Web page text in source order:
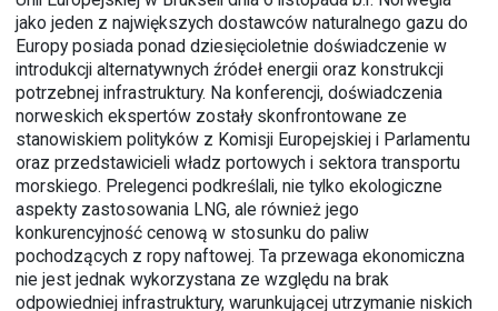
jako jeden z największych dostawców naturalnego gazu do
Europy posiada ponad dziesięcioletnie doświadczenie w
introdukcji alternatywnych źródeł energii oraz konstrukcji
potrzebnej infrastruktury. Na konferencji, doświadczenia
norweskich ekspertów zostały skonfrontowane ze
stanowiskiem polityków z Komisji Europejskiej i Parlamentu
oraz przedstawicieli władz portowych i sektora transportu
morskiego. Prelegenci podkreślali, nie tylko ekologiczne
aspekty zastosowania LNG, ale również jego
konkurencyjność cenową w stosunku do paliw
pochodzących z ropy naftowej. Ta przewaga ekonomiczna
nie jest jednak wykorzystana ze względu na brak
odpowiedniej infrastruktury, warunkującej utrzymanie niskich